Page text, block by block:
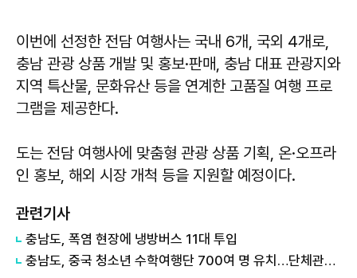
이번에 선정한 전담 여행사는 국내 6개, 국외 4개로,
충남 관광 상품 개발 및 홍보·판매, 충남 대표 관광지와
지역 특산물, 문화유산 등을 연계한 고품질 여행 프로
그램을 제공한다.
도는 전담 여행사에 맞춤형 관광 상품 기획, 온·오프라
인 홍보, 해외 시장 개척 등을 지원할 예정이다.
관련기사
충남도, 폭염 현장에 냉방버스 11대 투입
충남도, 중국 청소년 수학여행단 700여 명 유치…단체관광 확대 '물꼬'